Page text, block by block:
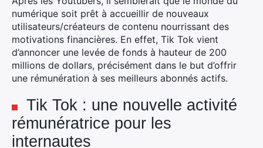
numérique soit prêt à accueillir de nouveaux
utilisateurs/créateurs de contenu nourrissant des
motivations financières. En effet, Tik Tok vient
d’annoncer une levée de fonds à hauteur de 200
millions de dollars, précisément dans le but d’offrir
une rémunération à ses meilleurs abonnés actifs.
Tik Tok : une nouvelle activité
rémunératrice pour les
internautes